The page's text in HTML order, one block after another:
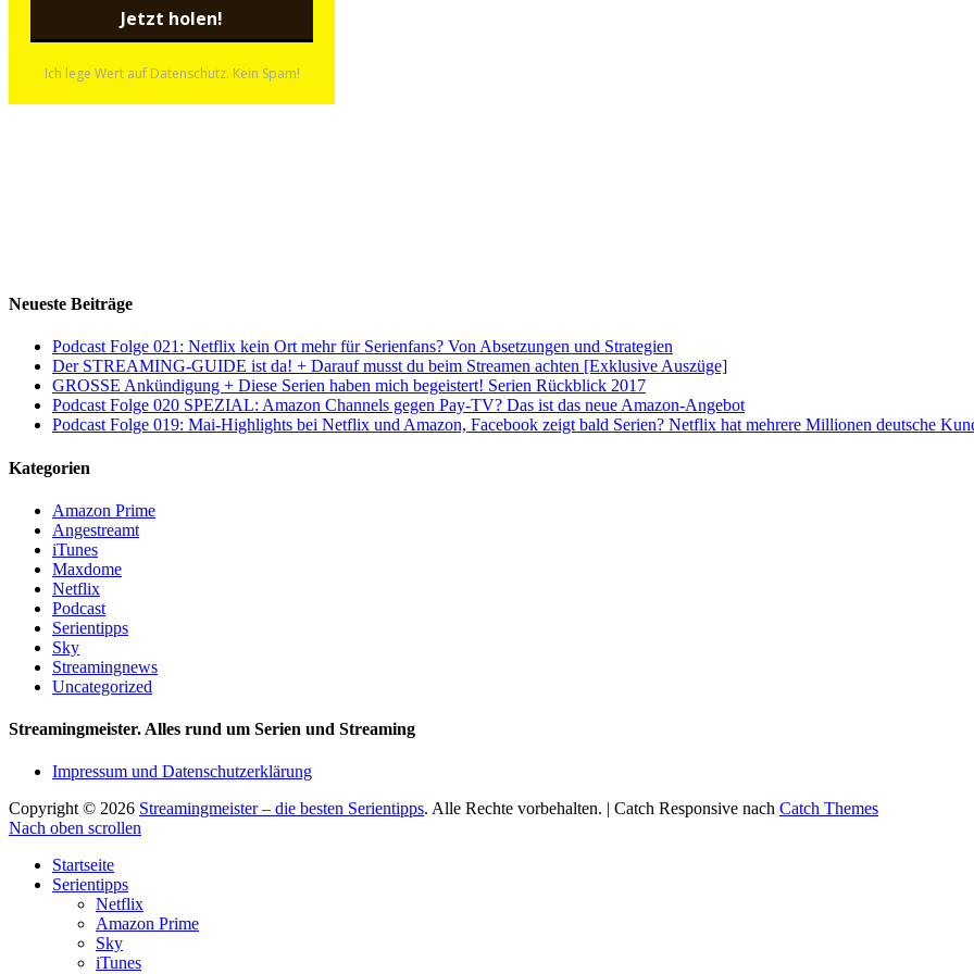
Ich lege Wert auf Datenschutz. Kein Spam!
Neueste Beiträge
Podcast Folge 021: Netflix kein Ort mehr für Serienfans? Von Absetzungen und Strategien
Der STREAMING-GUIDE ist da! + Darauf musst du beim Streamen achten [Exklusive Auszüge]
GROSSE Ankündigung + Diese Serien haben mich begeistert! Serien Rückblick 2017
Podcast Folge 020 SPEZIAL: Amazon Channels gegen Pay-TV? Das ist das neue Amazon-Angebot
Podcast Folge 019: Mai-Highlights bei Netflix und Amazon, Facebook zeigt bald Serien? Netflix hat mehrere Millionen deutsche
Kategorien
Amazon Prime
Angestreamt
iTunes
Maxdome
Netflix
Podcast
Serientipps
Sky
Streamingnews
Uncategorized
Streamingmeister. Alles rund um Serien und Streaming
Impressum und Datenschutzerklärung
Copyright © 2026 Streamingmeister – die besten Serientipps. Alle Rechte vorbehalten. | Catch Responsive nach Catch Themes
Nach oben scrollen
Startseite
Serientipps
Netflix
Amazon Prime
Sky
iTunes